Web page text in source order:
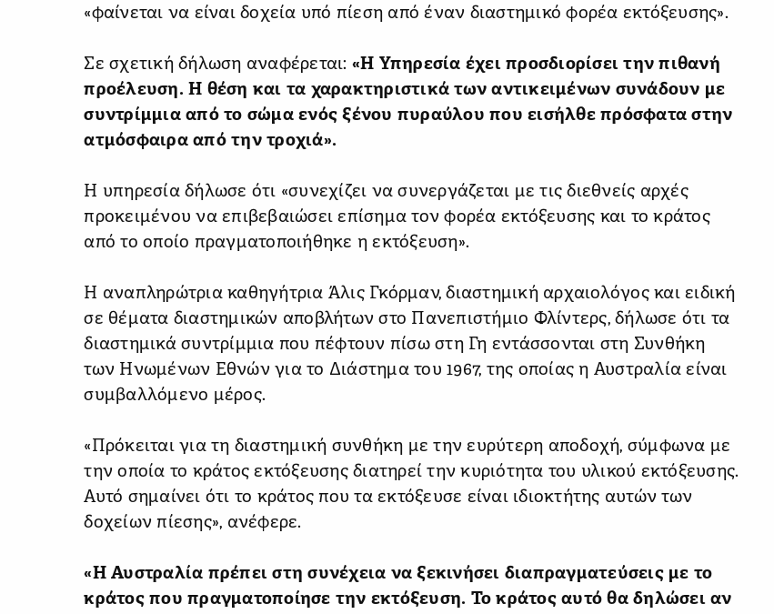
«φαίνεται να είναι δοχεία υπό πίεση από έναν διαστημικό φορέα εκτόξευσης».
Σε σχετική δήλωση αναφέρεται: «Η Υπηρεσία έχει προσδιορίσει την πιθανή
προέλευση. Η θέση και τα χαρακτηριστικά των αντικειμένων συνάδουν με
συντρίμμια από το σώμα ενός ξένου πυραύλου που εισήλθε πρόσφατα στην
ατμόσφαιρα από την τροχιά».
Η υπηρεσία δήλωσε ότι «συνεχίζει να συνεργάζεται με τις διεθνείς αρχές
προκειμένου να επιβεβαιώσει επίσημα τον φορέα εκτόξευσης και το κράτος
από το οποίο πραγματοποιήθηκε η εκτόξευση».
Η αναπληρώτρια καθηγήτρια Άλις Γκόρμαν, διαστημική αρχαιολόγος και ειδική
σε θέματα διαστημικών αποβλήτων στο Πανεπιστήμιο Φλίντερς, δήλωσε ότι τα
διαστημικά συντρίμμια που πέφτουν πίσω στη Γη εντάσσονται στη Συνθήκη
των Ηνωμένων Εθνών για το Διάστημα του 1967, της οποίας η Αυστραλία είναι
συμβαλλόμενο μέρος.
«Πρόκειται για τη διαστημική συνθήκη με την ευρύτερη αποδοχή, σύμφωνα με
την οποία το κράτος εκτόξευσης διατηρεί την κυριότητα του υλικού εκτόξευσης.
Αυτό σημαίνει ότι το κράτος που τα εκτόξευσε είναι ιδιοκτήτης αυτών των
δοχείων πίεσης», ανέφερε.
«Η Αυστραλία πρέπει στη συνέχεια να ξεκινήσει διαπραγματεύσεις με το
κράτος που πραγματοποίησε την εκτόξευση. Το κράτος αυτό θα δηλώσει αν